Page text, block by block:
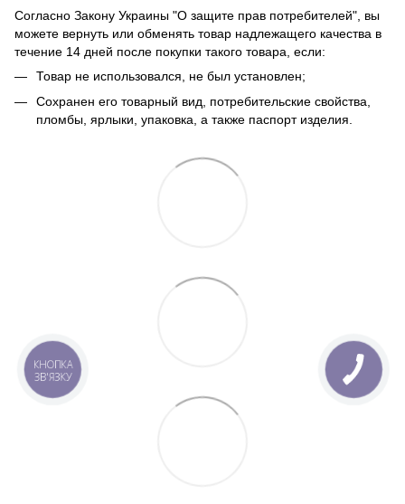
Согласно Закону Украины "О защите прав потребителей", вы
можете вернуть или обменять товар надлежащего качества в
течение 14 дней после покупки такого товара, если:
Товар не использовался, не был установлен;
Сохранен его товарный вид, потребительские свойства,
пломбы, ярлыки, упаковка, а также паспорт изделия.
КНОПКА
ЗВ'ЯЗКУ